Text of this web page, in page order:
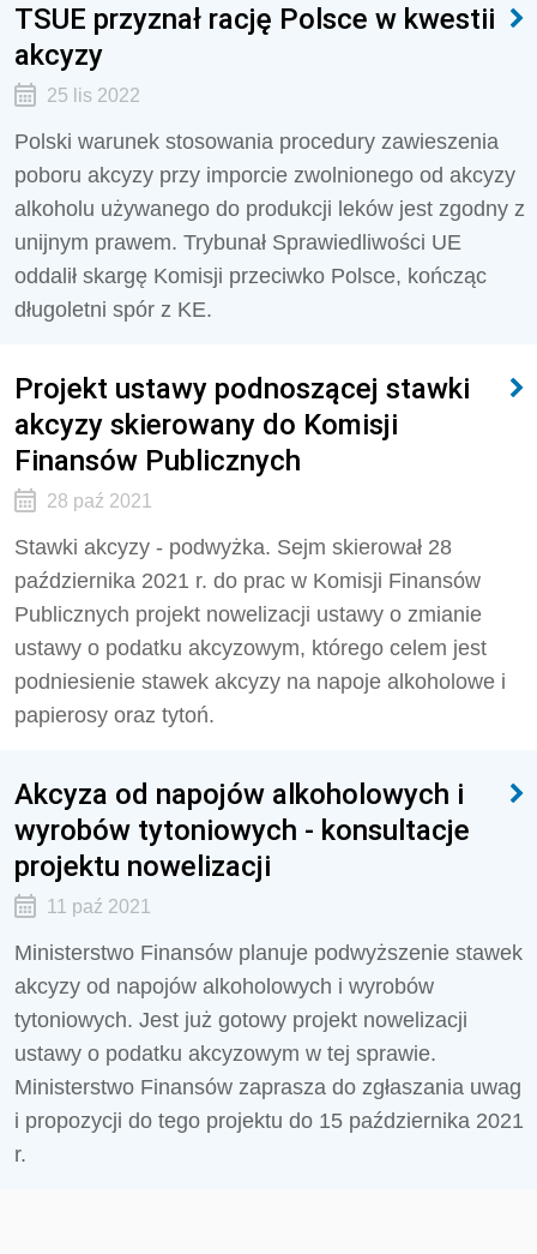
TSUE przyznał rację Polsce w kwestii
akcyzy
25 lis 2022
Polski warunek stosowania procedury zawieszenia
poboru akcyzy przy imporcie zwolnionego od akcyzy
alkoholu używanego do produkcji leków jest zgodny z
unijnym prawem. Trybunał Sprawiedliwości UE
oddalił skargę Komisji przeciwko Polsce, kończąc
długoletni spór z KE.
Projekt ustawy podnoszącej stawki
akcyzy skierowany do Komisji
Finansów Publicznych
28 paź 2021
Stawki akcyzy - podwyżka. Sejm skierował 28
października 2021 r. do prac w Komisji Finansów
Publicznych projekt nowelizacji ustawy o zmianie
ustawy o podatku akcyzowym, którego celem jest
podniesienie stawek akcyzy na napoje alkoholowe i
papierosy oraz tytoń.
Akcyza od napojów alkoholowych i
wyrobów tytoniowych - konsultacje
projektu nowelizacji
11 paź 2021
Ministerstwo Finansów planuje podwyższenie stawek
akcyzy od napojów alkoholowych i wyrobów
tytoniowych. Jest już gotowy projekt nowelizacji
ustawy o podatku akcyzowym w tej sprawie.
Ministerstwo Finansów zaprasza do zgłaszania uwag
i propozycji do tego projektu do 15 października 2021
r.